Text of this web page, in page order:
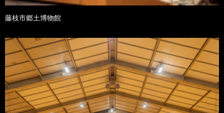
藤枝市郷土博物館